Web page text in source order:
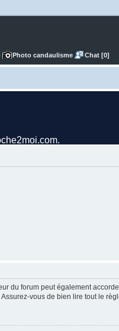
Photo candaulisme Chat [0]
du forum peut également
vous de bien lire tout le